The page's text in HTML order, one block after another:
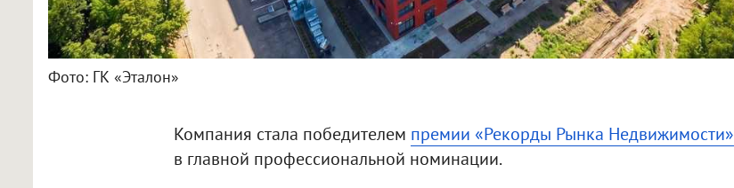
Фото: ГК «Эталон»
Компания стала победителем премии «Рекорды Рынка Недвижимости»
в главной профессиональной номинации.